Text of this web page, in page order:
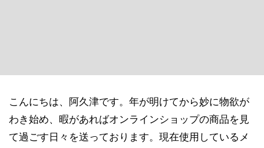
こんにちは、阿久津です。年が明けてから妙に物欲が
わき始め、暇があればオンラインショップの商品を見
て過ごす日々を送っております。現在使用しているメ